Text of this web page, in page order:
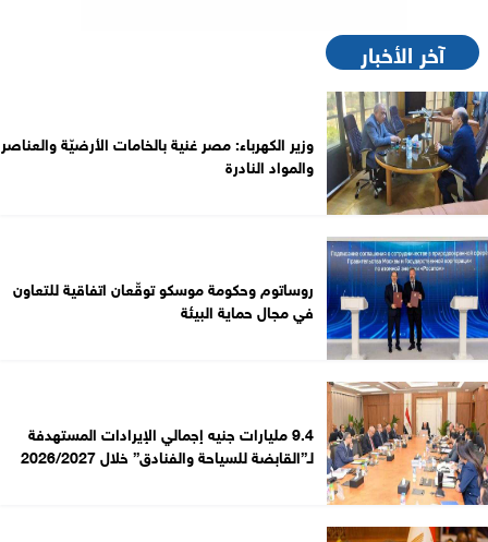
آخر الأخبار
وزير الكهرباء: مصر غنية بالخامات الأرضيّة والعناصر
والمواد النادرة
روساتوم وحكومة موسكو توقّعان اتفاقية للتعاون
في مجال حماية البيئة
9.4 مليارات جنيه إجمالي الإيرادات المستهدفة
لـ”القابضة للسياحة والفنادق” خلال 2026/2027